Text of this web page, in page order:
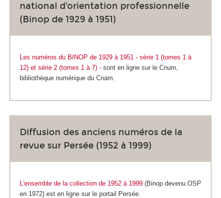
national d’orientation professionnelle
(Binop de 1929 à 1951)
Les numéros du BINOP de 1929 à 1951 - série 1 (tomes 1 à
12) et série 2 (tomes 1 à 7) - sont en ligne sur le Cnum,
bibliothèque numérique du Cnam.
Diffusion des anciens numéros de la
revue sur Persée (1952 à 1999)
L'ensemble de la collection de 1952 à 1999 (Binop devenu OSP
en 1972) est en ligne sur le portail Persée.